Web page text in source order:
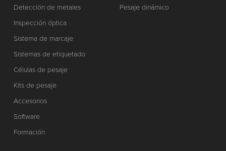
Detección de metales
Inspección óptica
Sistema de marcaje
Sistemas de etiquetado
Células de pesaje
Kits de pesaje
Accesorios
Software
Formación
Pesaje dinámico